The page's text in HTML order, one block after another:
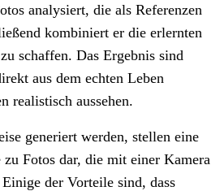
analysiert, die als Referenzen
kombiniert er die erlernten
schaffen. Das Ergebnis sind
aus dem echten Leben
realistisch aussehen.
generiert werden, stellen eine
Fotos dar, die mit einer Kamera
der Vorteile sind, dass